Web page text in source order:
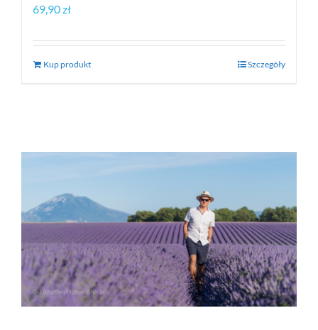
obrazek
69,90zł
Kup produkt Szczegóły